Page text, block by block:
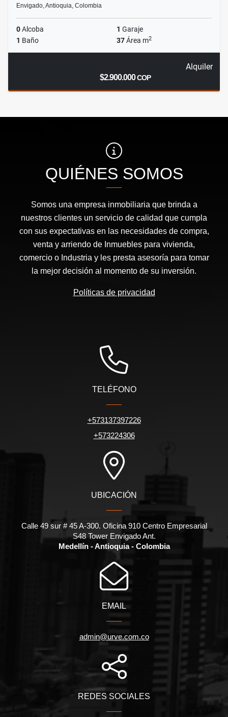
Envigado, Antioquia, Colombia
0Alcoba 1 Garaje
1 Baño 37Área m2
Alquiler
$2.900.000COP
QUIÉNES SOMOS
Somos una empresa inmobiliaria que brinda a
nuestros clientes un servicio de calidad que cumpla
con sus expectativas en las necesidades de compra,
venta y arriendo de Inmuebles para vivienda,
comercio o Industria y les presta asesoría para tomar
la mejor decisión al momento de su inversión.
Políticas de privacidad
TELÉFONO
+573137397226
+573224306
UBICACIÓN
Calle 49 sur # 45 A-300. Oficina 910 Centro Empresarial
S48 Tower Envigado Ant.
Medellín - Antioquia - Colombia
EMAIL
admin@urve.com.co
REDES SOCIALES